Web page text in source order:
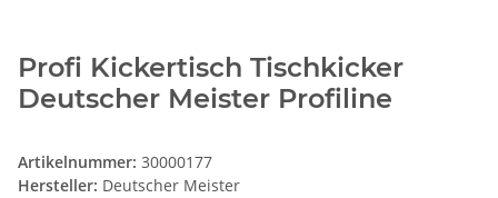
Profi Kickertisch Tischkicker
Deutscher Meister Profiline
Artikelnummer: 30000177
Hersteller: Deutscher Meister